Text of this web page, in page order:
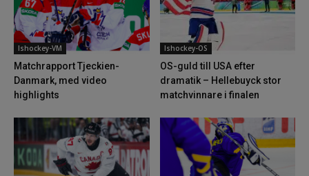
Ishockey-VM
Matchrapport Tjeckien-
Danmark, med video
highlights
Ishockey-OS
OS-guld till USA efter
dramatik – Hellebuyck stor
matchvinnare i finalen